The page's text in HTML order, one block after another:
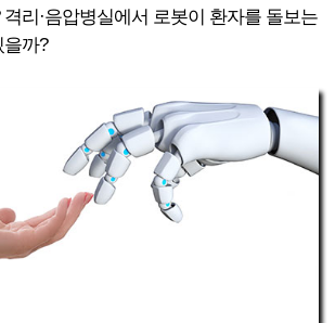
리·음압병실에서 로봇이 환자를 돌보는
을까?